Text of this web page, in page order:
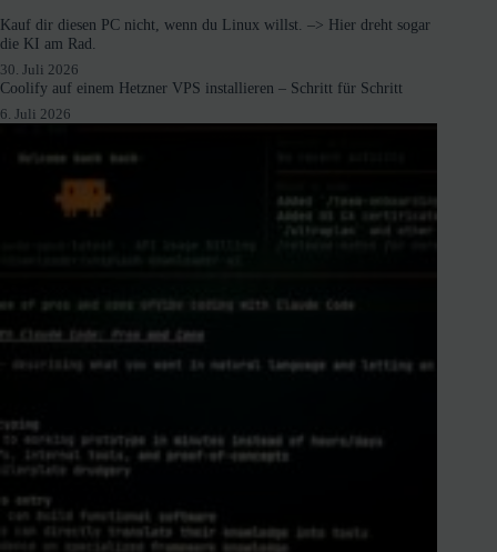
Kauf dir diesen PC nicht, wenn du Linux willst. –> Hier dreht sogar
die KI am Rad.
30. Juli 2026
Coolify auf einem Hetzner VPS installieren – Schritt für Schritt
6. Juli 2026